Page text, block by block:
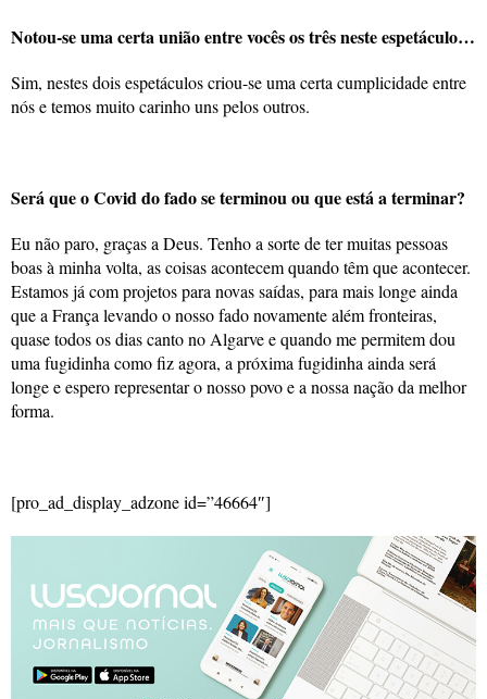
Notou-se uma certa união entre vocês os três neste espetáculo…
Sim, nestes dois espetáculos criou-se uma certa cumplicidade entre
nós e temos muito carinho uns pelos outros.
Será que o Covid do fado se terminou ou que está a terminar?
Eu não paro, graças a Deus. Tenho a sorte de ter muitas pessoas
boas à minha volta, as coisas acontecem quando têm que acontecer.
Estamos já com projetos para novas saídas, para mais longe ainda
que a França levando o nosso fado novamente além fronteiras,
quase todos os dias canto no Algarve e quando me permitem dou
uma fugidinha como fiz agora, a próxima fugidinha ainda será
longe e espero representar o nosso povo e a nossa nação da melhor
forma.
[pro_ad_display_adzone id=”46664″]